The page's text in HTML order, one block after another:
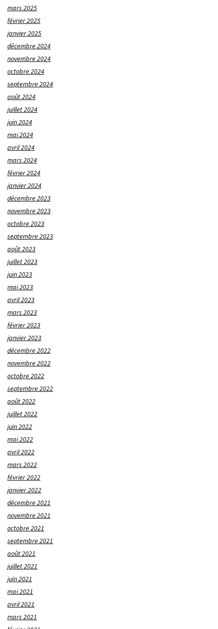
mars 2025
février 2025
janvier 2025
décembre 2024
novembre 2024
octobre 2024
septembre 2024
août 2024
juillet 2024
juin 2024
mai 2024
avril 2024
mars 2024
février 2024
janvier 2024
décembre 2023
novembre 2023
octobre 2023
septembre 2023
août 2023
juillet 2023
juin 2023
mai 2023
avril 2023
mars 2023
février 2023
janvier 2023
décembre 2022
novembre 2022
octobre 2022
septembre 2022
août 2022
juillet 2022
juin 2022
mai 2022
avril 2022
mars 2022
février 2022
janvier 2022
décembre 2021
novembre 2021
octobre 2021
septembre 2021
août 2021
juillet 2021
juin 2021
mai 2021
avril 2021
mars 2021